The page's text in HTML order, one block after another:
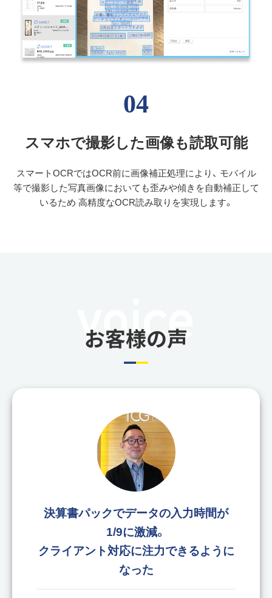
04
スマホで撮影した画像も読取可能
スマートOCRではOCR前に画像補正処理により、 モバイル
等で撮影した写真画像においても歪みや傾きを自動補正して
いるため 高精度なOCR読み取りを実現します。
決算書パックでデータの入力時間が
1/9に激減。
クライアント対応に注力できるように
なった